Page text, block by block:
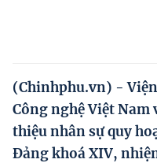
Phát triển kinh tế tư
Ocop và chuỗi giá trị
(Chinhphu.vn) -
Công nghệ Việt
thiệu nhân sự quy
Đảng khoá XIV,